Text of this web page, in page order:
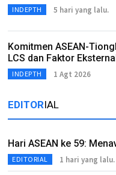
INDEPTH 5 hari yang lalu.
Komitmen ASEAN-
LCS dan Faktor
INDEPTH 1 Agt 2026
EDITORIAL
Hari ASEAN ke 59:
EDITORIAL 1 hari yang lalu.